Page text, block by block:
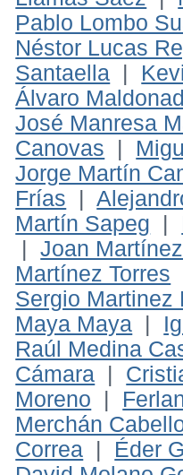
Pablo Lombo
Néstor Lucas
Santaella
Álvaro
José Manresa
Canovas
Jorge Martín
Frías |
Martín Sapeg
|Joan
Martínez Torres
Sergio Martinez
Maya Maya
Raúl Medina
Cámara
Moreno
Merchán
Correa
Éder